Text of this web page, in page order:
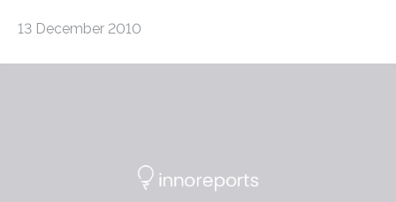
13 December 2010